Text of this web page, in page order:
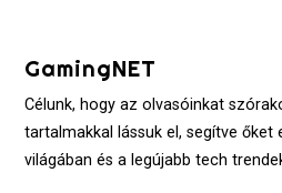
contentGamingNET
Célunk, hogy az olvasóinkat
tartalmakkal lássuk el, segítve őket
világában és a legújabb tech